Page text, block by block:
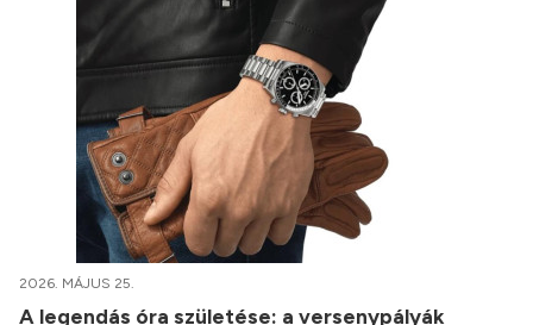
2026. MÁJUS 25.
A legendás óra születése: a versenypályák